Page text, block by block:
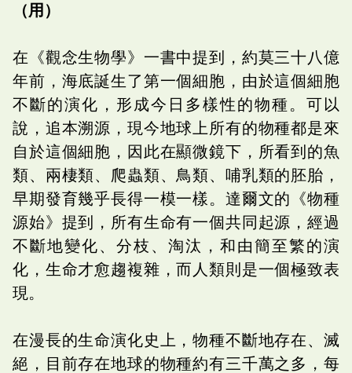
（用）
在《觀念生物學》一書中提到，約莫三十八億
年前，海底誕生了第一個細胞，由於這個細胞
不斷的演化，形成今日多樣性的物種。可以
說，追本溯源，現今地球上所有的物種都是來
自於這個細胞，因此在顯微鏡下，所看到的魚
類、兩棲類、爬蟲類、鳥類、哺乳類的胚胎，
早期發育幾乎長得一模一樣。達爾文的《物種
源始》提到，所有生命有一個共同起源，經過
不斷地變化、分枝、淘汰，和由簡至繁的演
化，生命才愈趨複雜，而人類則是一個極致表
現。
在漫長的生命演化史上，物種不斷地存在、滅
絕，目前存在地球的物種約有三千萬之多，每